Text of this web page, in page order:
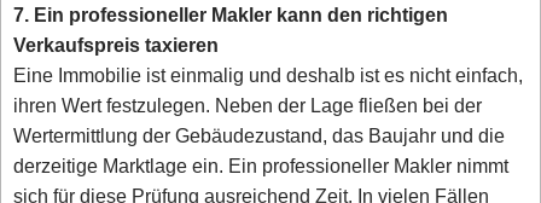
7. Ein professioneller Makler kann den richtigen
Verkaufspreis taxieren
Eine Immobilie ist einmalig und deshalb ist es nicht einfach,
ihren Wert festzulegen. Neben der Lage fließen bei der
Wertermittlung der Gebäudezustand, das Baujahr und die
derzeitige Marktlage ein. Ein professioneller Makler nimmt
sich für diese Prüfung ausreichend Zeit. In vielen Fällen